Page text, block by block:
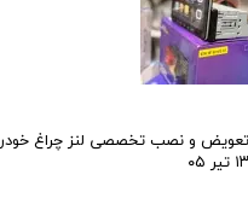
تعویض و نصب تخصصی لنز چراغ
۱۳ تیر ۰۵